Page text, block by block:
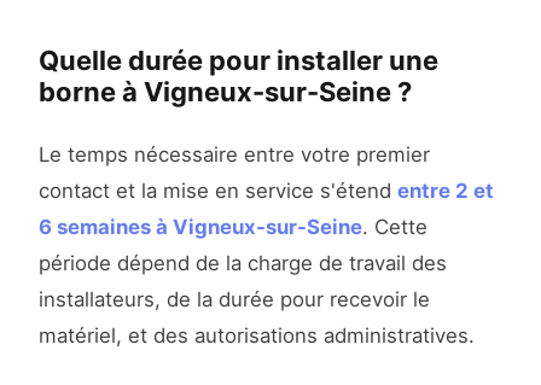
Quelle durée pour installer une
borne à Vigneux-sur-Seine ?
Le temps nécessaire entre votre premier
contact et la mise en service s'étend entre 2 et
6 semaines à Vigneux-sur-Seine. Cette
période dépend de la charge de travail des
installateurs, de la durée pour recevoir le
matériel, et des autorisations administratives.